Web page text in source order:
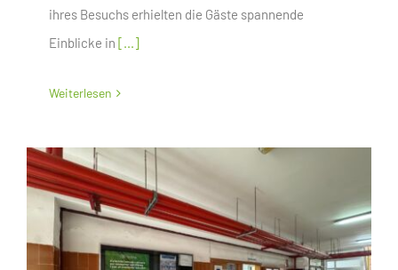
ihres Besuchs erhielten die Gäste spannende
Einblicke in [...]
Weiterlesen